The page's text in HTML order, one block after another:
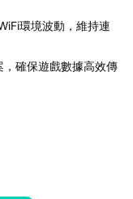
環境波動，維持連
，確保遊戲數據高效傳